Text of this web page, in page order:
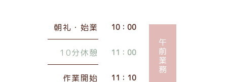
朝礼・始業 10：00
10分休憩 11：00
作業開始 11：10
午前業務